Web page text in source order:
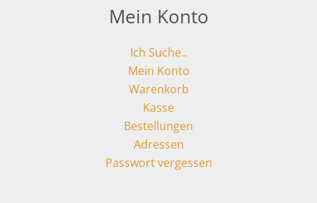
Mein Konto
Ich Suche..
Mein Konto
Warenkorb
Kasse
Bestellungen
Adressen
Passwort vergessen